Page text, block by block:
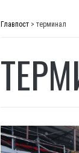
Главпост > терминал